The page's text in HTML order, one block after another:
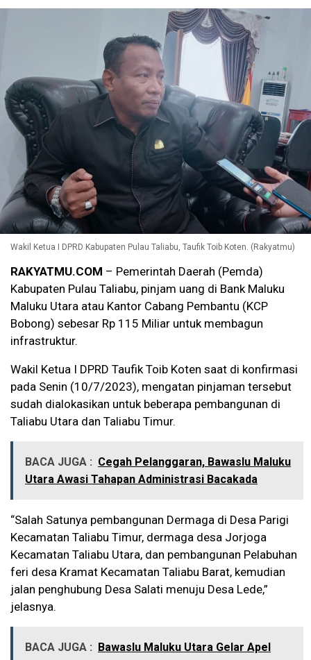
Wakil Ketua I DPRD Kabupaten Pulau Taliabu, Taufik Toib Koten. (Rakyatmu)
RAKYATMU.COM – Pemerintah Daerah (Pemda)
Kabupaten Pulau Taliabu, pinjam uang di Bank Maluku
Maluku Utara atau Kantor Cabang Pembantu (KCP
Bobong) sebesar Rp 115 Miliar untuk membagun
infrastruktur.
Wakil Ketua I DPRD Taufik Toib Koten saat di konfirmasi
pada Senin (10/7/2023), mengatan pinjaman tersebut
sudah dialokasikan untuk beberapa pembangunan di
Taliabu Utara dan Taliabu Timur.
BACA JUGA : Cegah Pelanggaran, Bawaslu Maluku
Utara Awasi Tahapan Administrasi Bacakada
“Salah Satunya pembangunan Dermaga di Desa Parigi
Kecamatan Taliabu Timur, dermaga desa Jorjoga
Kecamatan Taliabu Utara, dan pembangunan Pelabuhan
feri desa Kramat Kecamatan Taliabu Barat, kemudian
jalan penghubung Desa Salati menuju Desa Lede,”
jelasnya.
BACA JUGA : Bawaslu Maluku Utara Gelar Apel